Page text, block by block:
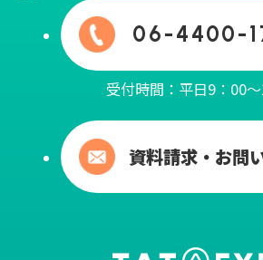
06-4400-
受付時間：平日9：00
資料請求・お問